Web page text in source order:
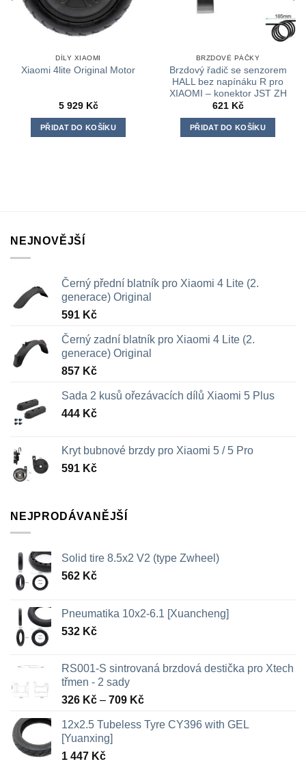
DÍLY XIAOMI
Xiaomi 4lite Original Motor
5 929 Kč
PŘIDAT DO KOŠÍKU
BRZDOVÉ PÁČKY
Brzdový řadič se senzorem
HALL bez napínáku R pro
XIAOMI – konektor JST ZH
621 Kč
PŘIDAT DO KOŠÍKU
NEJNOVĚJŠÍ
Černý přední blatník pro Xiaomi 4 Lite (2.
generace) Original
591 Kč
Černý zadní blatník pro Xiaomi 4 Lite (2.
generace) Original
857 Kč
Sada 2 kusů ořezávacích dílů Xiaomi 5 Plus
444 Kč
Kryt bubnové brzdy pro Xiaomi 5 / 5 Pro
591 Kč
NEJPRODÁVANĚJŠÍ
Solid tire 8.5x2 V2 (type Zwheel)
562 Kč
Pneumatika 10x2-6.1 [Xuancheng]
532 Kč
RS001-S sintrovaná brzdová destička pro Xtech
třmen - 2 sady
326 Kč – 709 KčRozpětí
326 Kč
12x2.5 Tubeless Tyre CY396 with GEL
[Yuanxing]
1 447 Kč